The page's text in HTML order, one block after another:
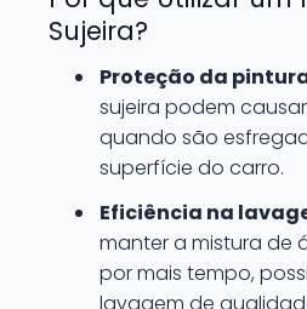
Sujeira?
Proteção da
sujeira podem
quando são
superfície do carro.
Eficiência na
manter a mistura de
por mais tempo,